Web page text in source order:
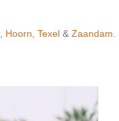
, Hoorn, Texel & Zaandam.